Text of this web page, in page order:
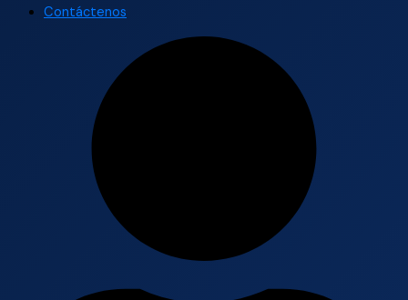
Contáctenos